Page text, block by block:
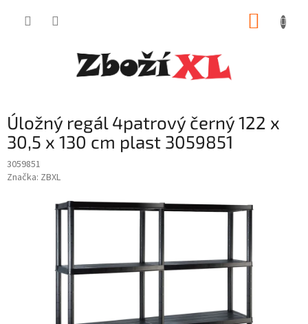
Úložný regál 4patrový černý 122 x
30,5 x 130 cm plast 3059851
3059851
Značka: ZBXL